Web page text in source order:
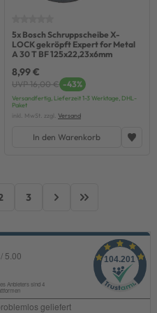
5x Bosch Schruppscheibe X-
LOCK gekröpft Expert for Metal
A 30 T BF 125x22,23x6mm
8,99 €
UVP 16,00 € -43%
Versandfertig, Lieferzeit 1-3 Werktage, DHL-
Paket
inkl. MwSt. zzgl. Versand
In den Warenkorb
3